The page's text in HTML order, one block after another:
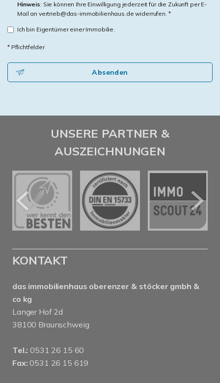
Hinweis: Sie können Ihre Einwilligung jederzeit für die Zukunft per E-
Mail an vertrieb@das-immobilienhaus.de widerrufen. *
Ich bin Eigentümer einer Immobilie.
* Pflichtfelder
Absenden
UNSERE PARTNER &
AUSZEICHNUNGEN
KONTAKT
das immobilienhaus oberenzer & stöcker gmbh &
co kg
Langer Hof 2d
38100 Braunschweig
Tel.: 0531 26 15 60
Fax: 0531 26 15 619